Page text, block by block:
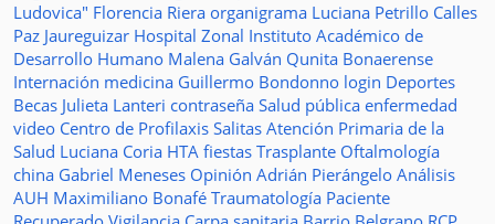
Ludovica" Florencia Riera organigrama Luciana Petrillo Calles
Paz Jaureguizar Hospital Zonal Instituto Académico de
Desarrollo Humano Malena Galván Qunita Bonaerense
Internación medicina Guillermo Bondonno login Deportes
Becas Julieta Lanteri contraseña Salud pública enfermedad
video Centro de Profilaxis Salitas Atención Primaria de la
Salud Luciana Coria HTA fiestas Trasplante Oftalmología
china Gabriel Meneses Opinión Adrián Pierángelo Análisis
AUH Maximiliano Bonafé Traumatología Paciente